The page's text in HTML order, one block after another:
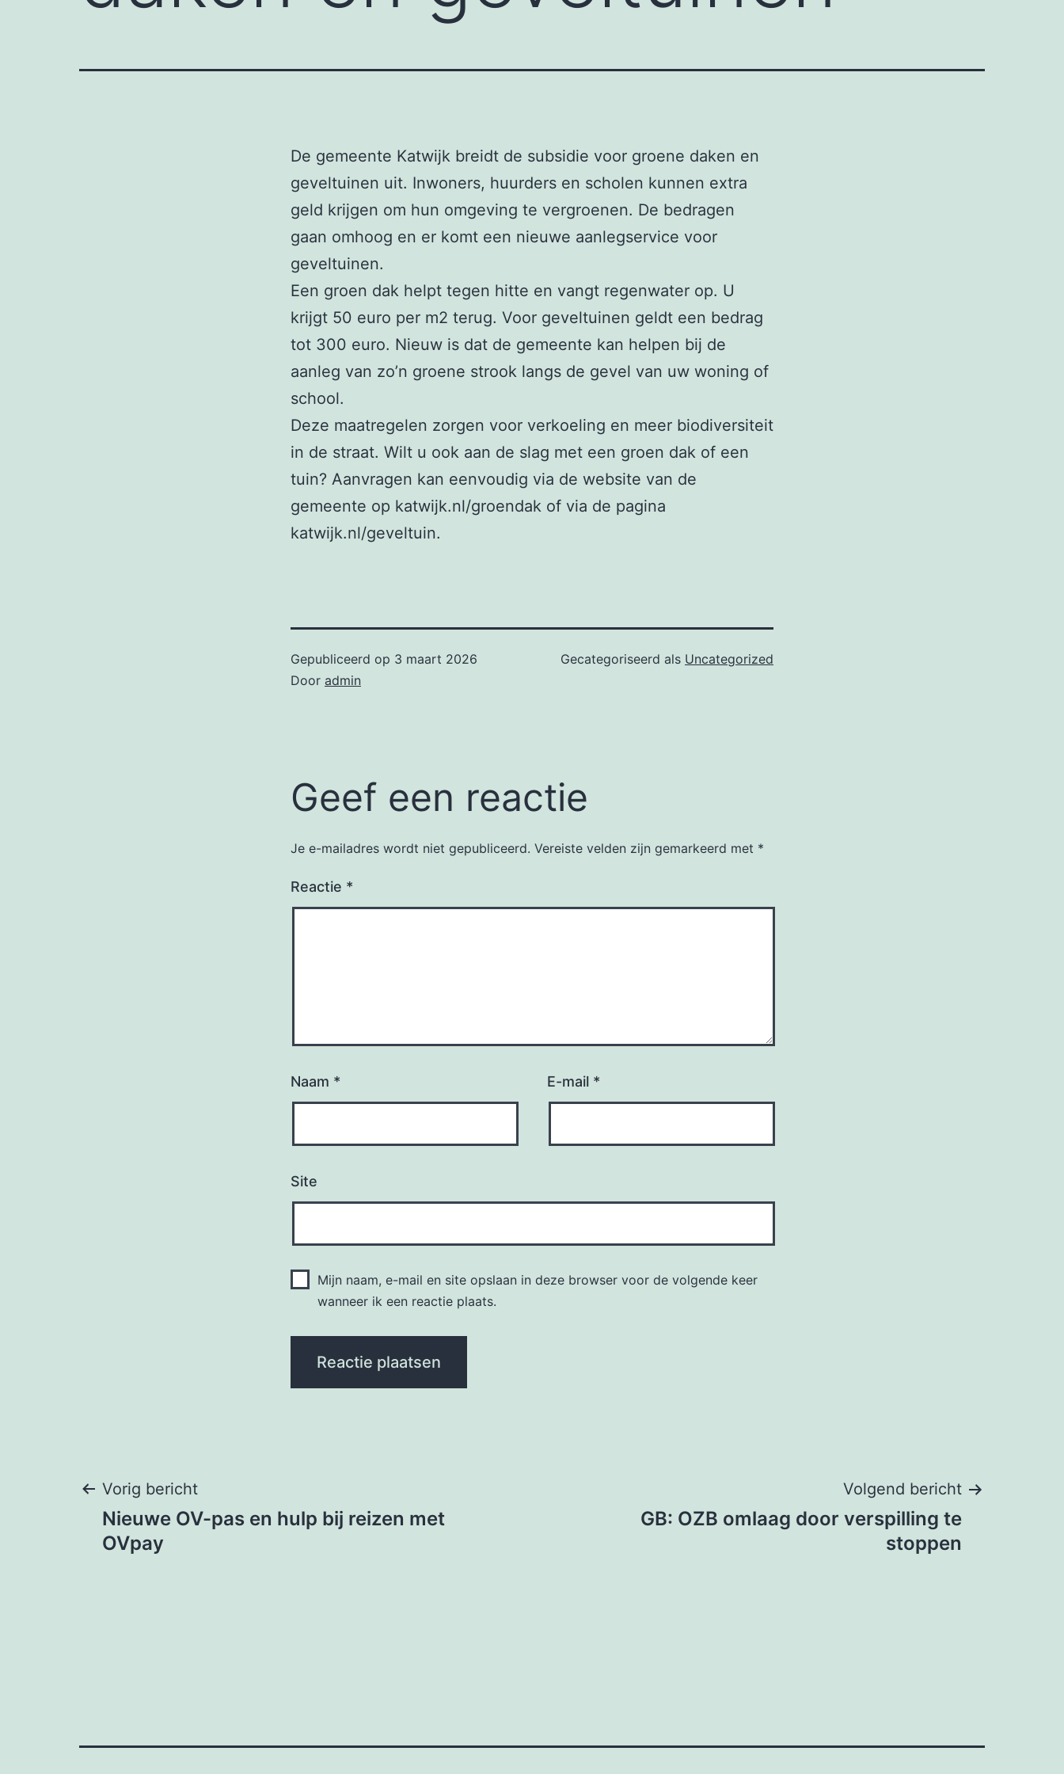
De gemeente Katwijk breidt de subsidie voor groene daken en
geveltuinen uit. Inwoners, huurders en scholen kunnen extra
geld krijgen om hun omgeving te vergroenen. De bedragen
gaan omhoog en er komt een nieuwe aanlegservice voor
geveltuinen.
Een groen dak helpt tegen hitte en vangt regenwater op. U
krijgt 50 euro per m2 terug. Voor geveltuinen geldt een bedrag
tot 300 euro. Nieuw is dat de gemeente kan helpen bij de
aanleg van zo’n groene strook langs de gevel van uw woning of
school.
Deze maatregelen zorgen voor verkoeling en meer biodiversiteit
in de straat. Wilt u ook aan de slag met een groen dak of een
tuin? Aanvragen kan eenvoudig via de website van de
gemeente op katwijk.nl/groendak of via de pagina
katwijk.nl/geveltuin.
Gepubliceerd op 3 maart 2026
Door admin
Gecategoriseerd als Uncategorized
Geef een reactie
Je e-mailadres wordt niet gepubliceerd. Vereiste velden zijn gemarkeerd met *
Reactie *
Naam * E-mail *
Site
Mijn naam, e-mail en site opslaan in deze browser voor de volgende keer
wanneer ik een reactie plaats.
Bericht
navigatie
Vorig bericht
Nieuwe OV-pas en hulp bij reizen met
OVpay
Volgend bericht
GB: OZB omlaag door verspilling te
stoppen